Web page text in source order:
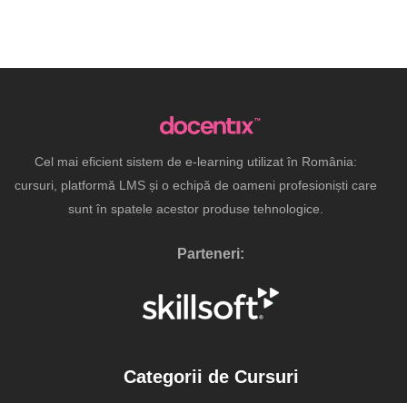
Cel mai eficient sistem de e-learning utilizat în România:
cursuri, platformă LMS și o echipă de oameni profesioniști care
sunt în spatele acestor produse tehnologice.
Parteneri:
Categorii de Cursuri